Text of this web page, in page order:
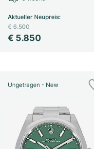
€ 5.850
Aktueller Neupreis:
€ 6.500
Ungetragen - New